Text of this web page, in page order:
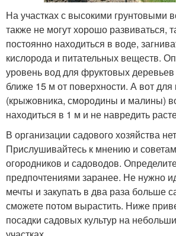
На участках с высокими грунтовыми
также не могут хорошо развиваться,
постоянно находиться в воде,
кислорода и питательных веществ.
уровень вод для фруктовых
ближе 15 м от поверхности. А вот для
(крыжовника, смородины и малины)
находиться в 1 м и не навредить
В организации садового хозяйства
Прислушивайтесь к мнению и
огородников и садоводов.
предпочтениями заранее. Не нужно
мечты и закупать в два раза больше
сможете потом вырастить. Ниже
посадки садовых культур на